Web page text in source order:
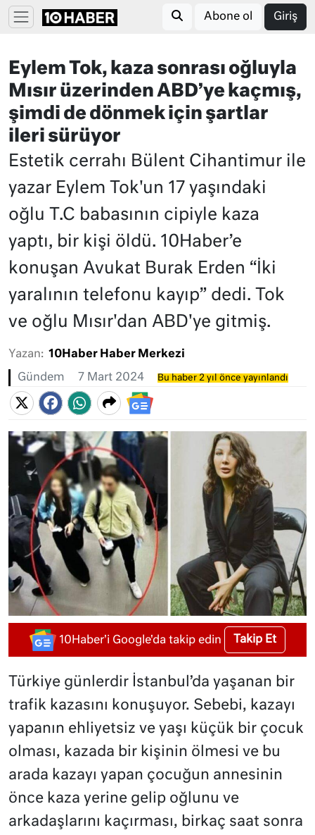
Abone ol Giriş
Eylem Tok, kaza sonrası oğluyla
Mısır üzerinden ABD’ye kaçmış,
şimdi de dönmek için şartlar
ileri sürüyor
Estetik cerrahı Bülent Cihantimur ile
yazar Eylem Tok'un 17 yaşındaki
oğlu T.C babasının cipiyle kaza
yaptı, bir kişi öldü. 10Haber’e
konuşan Avukat Burak Erden “İki
yaralının telefonu kayıp” dedi. Tok
ve oğlu Mısır'dan ABD'ye gitmiş.
Yazan: 10Haber Haber Merkezi
Gündem 7 Mart 2024 Bu haber 2 yıl önce yayınlandı
10Haber'i Google'da takip edin Takip Et
Türkiye günlerdir İstanbul’da yaşanan bir
trafik kazasını konuşuyor. Sebebi, kazayı
yapanın ehliyetsiz ve yaşı küçük bir çocuk
olması, kazada bir kişinin ölmesi ve bu
arada kazayı yapan çocuğun annesinin
önce kaza yerine gelip oğlunu ve
arkadaşlarını kaçırması, birkaç saat sonra